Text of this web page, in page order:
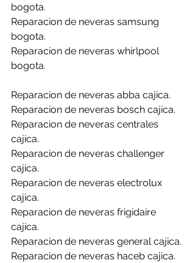
bogota.
Reparacion de neveras samsung
bogota.
Reparacion de neveras whirlpool
bogota.
Reparacion de neveras abba cajica.
Reparacion de neveras bosch cajica.
Reparacion de neveras centrales
cajica.
Reparacion de neveras challenger
cajica.
Reparacion de neveras electrolux
cajica.
Reparacion de neveras frigidaire
cajica.
Reparacion de neveras general cajica.
Reparacion de neveras haceb cajica.